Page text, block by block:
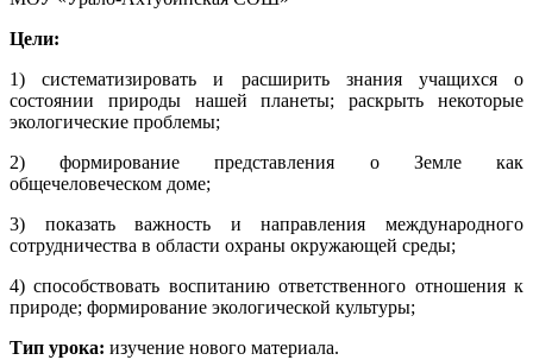
Цели:
1) систематизировать и расширить знания учащихся о
состоянии природы нашей планеты; раскрыть некоторые
экологические проблемы;
2) формирование представления о Земле как
общечеловеческом доме;
3) показать важность и направления международного
сотрудничества в области охраны окружающей среды;
4) способствовать воспитанию ответственного отношения к
природе; формирование экологической культуры;
Тип урока: изучение нового материала.